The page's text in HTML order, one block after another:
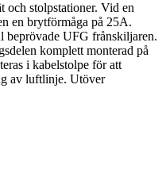
och stolpstationer. Vid en
en brytförmåga på 25A.
beprövade UFG frånskiljaren.
komplett monterad på
i kabelstolpe för att
av luftlinje. Utöver